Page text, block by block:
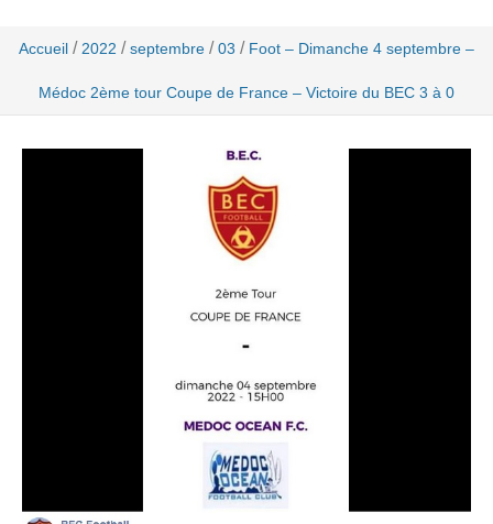
Accueil / 2022 / septembre / 03 / Foot – Dimanche 4 septembre –
Médoc 2ème tour Coupe de France – Victoire du BEC 3 à 0